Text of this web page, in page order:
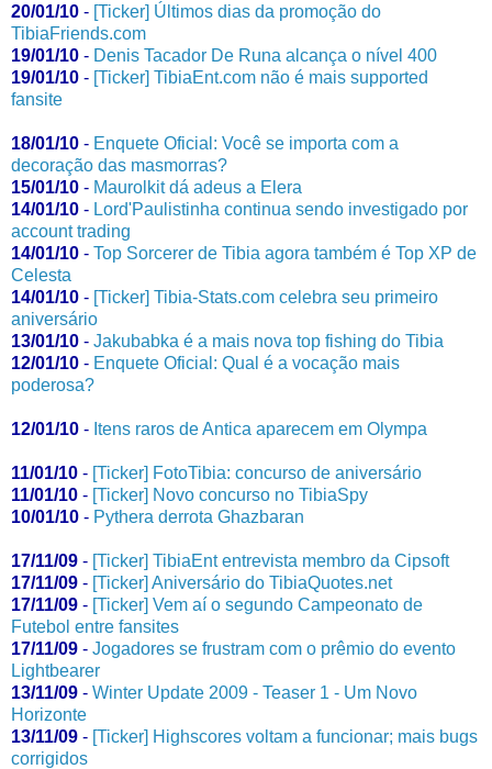
20/01/10 - [Ticker] Últimos dias da promoção do
TibiaFriends.com
19/01/10 - Denis Tacador De Runa alcança o nível 400
19/01/10 - [Ticker] TibiaEnt.com não é mais supported
fansite
18/01/10 - Enquete Oficial: Você se importa com a
decoração das masmorras?
15/01/10 - Maurolkit dá adeus a Elera
14/01/10 - Lord'Paulistinha continua sendo investigado por
account trading
14/01/10 - Top Sorcerer de Tibia agora também é Top XP de
Celesta
14/01/10 - [Ticker] Tibia-Stats.com celebra seu primeiro
aniversário
13/01/10 - Jakubabka é a mais nova top fishing do Tibia
12/01/10 - Enquete Oficial: Qual é a vocação mais
poderosa?
12/01/10 - Itens raros de Antica aparecem em Olympa
11/01/10 - [Ticker] FotoTibia: concurso de aniversário
11/01/10 - [Ticker] Novo concurso no TibiaSpy
10/01/10 - Pythera derrota Ghazbaran
17/11/09 - [Ticker] TibiaEnt entrevista membro da Cipsoft
17/11/09 - [Ticker] Aniversário do TibiaQuotes.net
17/11/09 - [Ticker] Vem aí o segundo Campeonato de
Futebol entre fansites
17/11/09 - Jogadores se frustram com o prêmio do evento
Lightbearer
13/11/09 - Winter Update 2009 - Teaser 1 - Um Novo
Horizonte
13/11/09 - [Ticker] Highscores voltam a funcionar; mais bugs
corrigidos